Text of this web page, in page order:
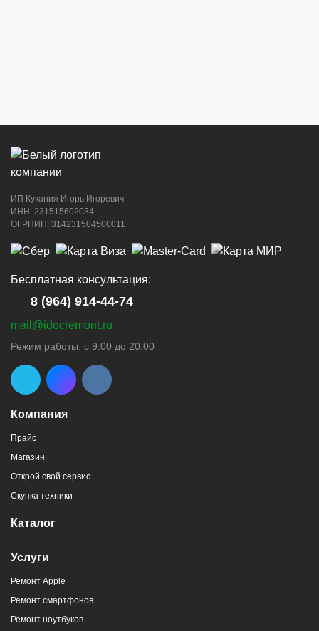
г. Новороссийск, ул. Котанова, 4
8 (964) 914-44-74
8 (964) 914-44-74
8 (964) 914-44-74
г. Новороссийск, ул. Героев Десантников,
2/4
8 (964) 914-44-74
ИП Кукания Игорь Игоревич
ИНН: 231515602034
ОГРНИП: 314231504500011
Компания
Прайс
Магазин
Открой свой сервис
Скупка техники
Каталог
Услуги
Ремонт Apple
Ремонт смартфонов
Ремонт ноутбуков
Бесплатная консультация:
8 (964) 914-44-74
mail@idocremont.ru
Режим работы: с 9:00 до 20:00